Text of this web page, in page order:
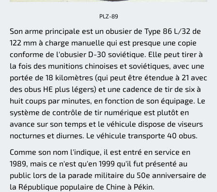
PLZ-89
Son arme principale est un obusier de Type 86 L/32 de
122 mm à charge manuelle qui est presque une copie
conforme de l'obusier D-30 soviétique. Elle peut tirer à
la fois des munitions chinoises et soviétiques, avec une
portée de 18 kilomètres (qui peut être étendue à 21 avec
des obus HE plus légers) et une cadence de tir de six à
huit coups par minutes, en fonction de son équipage. Le
système de contrôle de tir numérique est plutôt en
avance sur son temps et le véhicule dispose de viseurs
nocturnes et diurnes. Le véhicule transporte 40 obus.
Comme son nom l'indique, il est entré en service en
1989, mais ce n'est qu'en 1999 qu'il fut présenté au
public lors de la parade militaire du 50e anniversaire de
la République populaire de Chine à Pékin.